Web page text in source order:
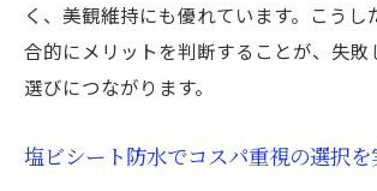
く、美観維持にも優れています。こうし
合的にメリットを判断することが、失敗
選びにつながります。
塩ビシート防水でコスパ重視の選択